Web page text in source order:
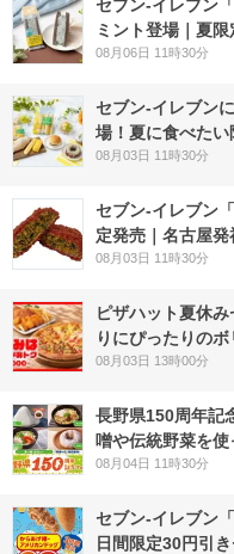
セブン‐イレブン
ミント登場｜夏
08月06日 11時30分
セブン‐イレブン
場！夏に食べた
08月03日 11時30分
セブン-イレブン
定発売｜名古屋
08月03日 11時30分
ピザハット夏休
りにぴったりの
08月03日 13時00分
長野県150周年記
噌や伝統野菜を
08月04日 11時30分
セブン‐イレブン
日間限定30円引